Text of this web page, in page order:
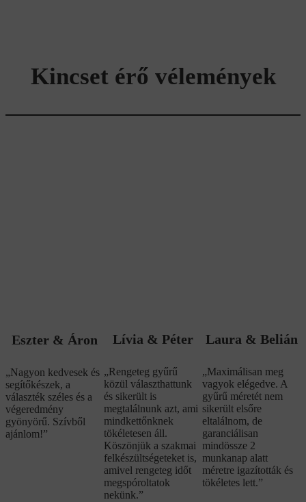
Kincset érő vélemények
Eszter & Áron
„Nagyon kedvesek és
segítőkészek, a
választék széles és a
végeredmény
gyönyörű. Szívből
ajánlom!”
Lívia & Péter
„Rengeteg gyűrű
közül választhattunk
és sikerült is
megtalálnunk azt, ami
mindkettőnknek
tökéletesen áll.
Köszönjük a szakmai
felkészültségeteket is,
amivel rengeteg időt
megspóroltatok
nekünk.”
Laura & Belián
„Maximálisan meg
vagyok elégedve. A
gyűrű méretét nem
sikerült elsőre
eltalálnom, de
garanciálisan
mindössze 2
munkanap alatt
méretre igazították és
tökéletes lett.”